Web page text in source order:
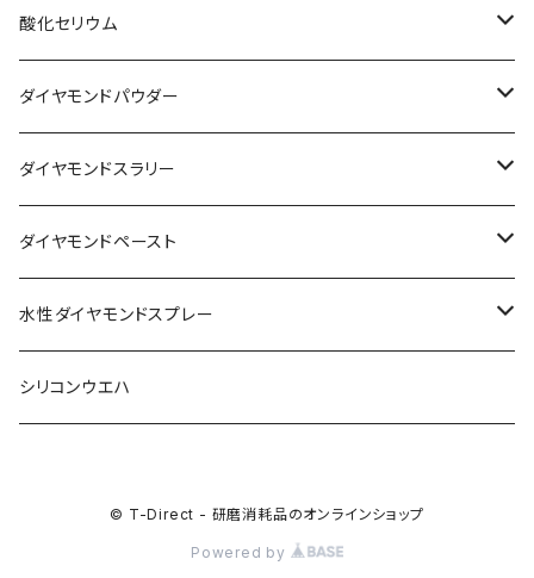
酸化セリウム
FGシリーズ
PWシリーズ
Wシリーズ
PZシリーズ
ダイヤモンドパウダー
単結晶ダイヤモンドパウダー
多結晶ダイヤモンドパウダー
ダイヤモンドスラリー
水性ダイヤモンドスラリー
油性単結晶ダイヤモンドスラリー
油性多結晶ダイヤモンドスラリー
ダイヤモンドペースト
油性単結晶ダイヤモンドペースト
油性多結晶ダイヤモンドペースト
水性ダイヤモンドスプレー
水性単結晶ダイヤモンドスプレー
シリコンウエハ
© T-Direct - 研磨消耗品のオンラインショップ
Powered by